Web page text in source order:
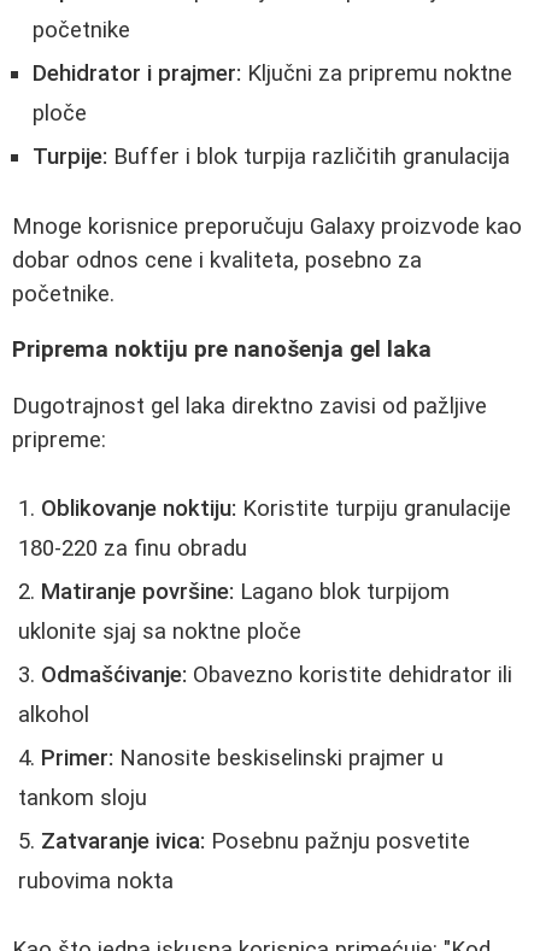
početnike
Dehidrator i prajmer: Ključni za pripremu noktne
ploče
Turpije: Buffer i blok turpija različitih granulacija
Mnoge korisnice preporučuju Galaxy proizvode kao
dobar odnos cene i kvaliteta, posebno za
početnike.
Priprema noktiju pre nanošenja gel laka
Dugotrajnost gel laka direktno zavisi od pažljive
pripreme:
Oblikovanje noktiju: Koristite turpiju granulacije
180-220 za finu obradu
Matiranje površine: Lagano blok turpijom
uklonite sjaj sa noktne ploče
Odmašćivanje: Obavezno koristite dehidrator ili
alkohol
Primer: Nanosite beskiselinski prajmer u
tankom sloju
Zatvaranje ivica: Posebnu pažnju posvetite
rubovima nokta